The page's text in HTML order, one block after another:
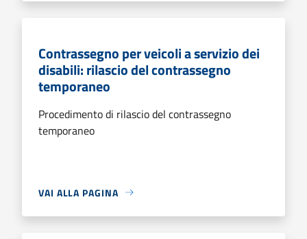
Contrassegno per veicoli a servizio dei
disabili: rilascio del contrassegno
temporaneo
Procedimento di rilascio del contrassegno
temporaneo
VAI ALLA PAGINA